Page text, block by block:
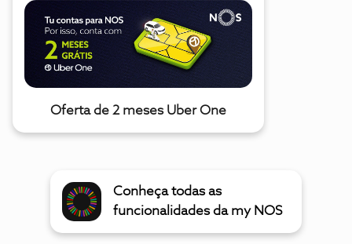
Oferta de 2 meses Uber One
Conheça todas as
funcionalidades da my NOS